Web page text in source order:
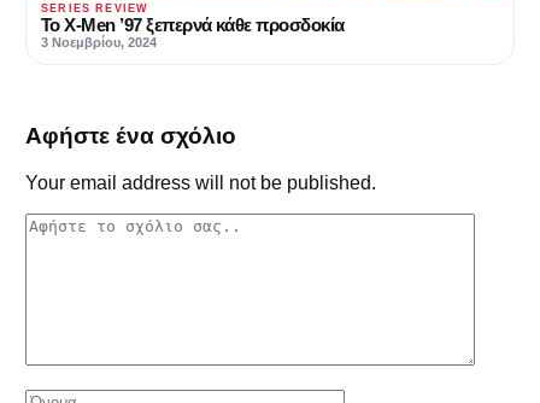
SERIES REVIEW
Το X-Men ’97 ξεπερνά κάθε προσδοκία
3 Νοεμβρίου, 2024
Αφήστε ένα σχόλιο
Your email address will not be published.